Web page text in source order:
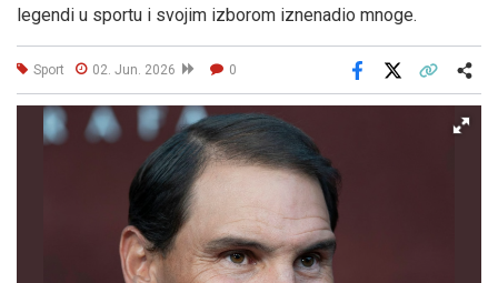
legendi u sportu i svojim izborom iznenadio mnoge.
Sport 02. Jun. 2026 0
Facebook